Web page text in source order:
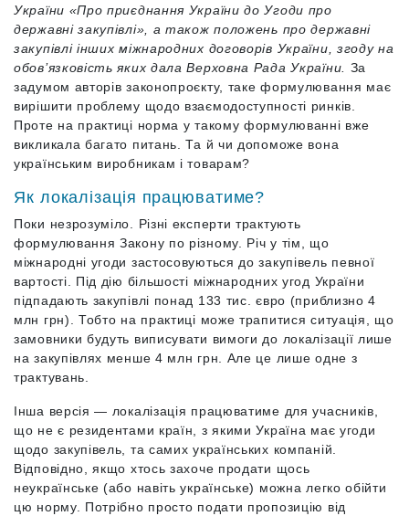
України «Про приєднання України до Угоди про
державні закупівлі», а також положень про державні
закупівлі інших міжнародних договорів України, згоду на
обов’язковість яких дала Верховна Рада України. За
задумом авторів законопроєкту, таке формулювання має
вирішити проблему щодо взаємодоступності ринків.
Проте на практиці норма у такому формулюванні вже
викликала багато питань. Та й чи допоможе вона
українським виробникам і товарам?
Як локалізація працюватиме?
Поки незрозуміло. Різні експерти трактують
формулювання Закону по різному. Річ у тім, що
міжнародні угоди застосовуються до закупівель певної
вартості. Під дію більшості міжнародних угод України
підпадають закупівлі понад 133 тис. євро (приблизно 4
млн грн). Тобто на практиці може трапитися ситуація, що
замовники будуть виписувати вимоги до локалізації лише
на закупівлях менше 4 млн грн. Але це лише одне з
трактувань.
Інша версія — локалізація працюватиме для учасників,
що не є резидентами країн, з якими Україна має угоди
щодо закупівель, та самих українських компаній.
Відповідно, якщо хтось захоче продати щось
неукраїнське (або навіть українське) можна легко обійти
цю норму. Потрібно просто подати пропозицію від